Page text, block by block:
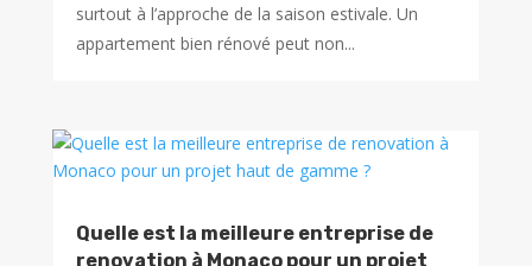
surtout à l’approche de la saison estivale. Un
appartement bien rénové peut non...
Quelle est la meilleure entreprise de
renovation à Monaco pour un projet